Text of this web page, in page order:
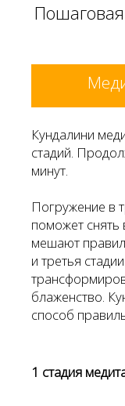
Кундалини
стадий.
минут.
Погружение в
поможет снять
мешают
и третья
блаженство.
способ
1 стадия